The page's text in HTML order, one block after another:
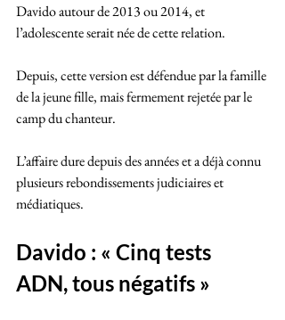
Davido autour de 2013 ou 2014, et
l’adolescente serait née de cette relation.
Depuis, cette version est défendue par la famille
de la jeune fille, mais fermement rejetée par le
camp du chanteur.
L’affaire dure depuis des années et a déjà connu
plusieurs rebondissements judiciaires et
médiatiques.
Davido : « Cinq tests
ADN, tous négatifs »